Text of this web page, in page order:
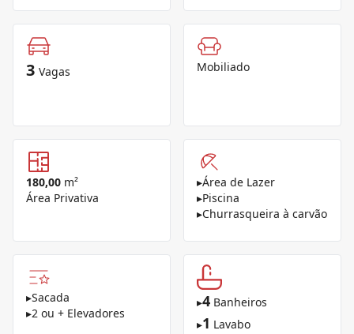
3 Vagas Mobiliado
180,00 m²
Área Privativa
▸Área de Lazer
▸Piscina
▸Churrasqueira à carvão
▸Sacada
▸2 ou + Elevadores
▸4 Banheiros
▸1 Lavabo